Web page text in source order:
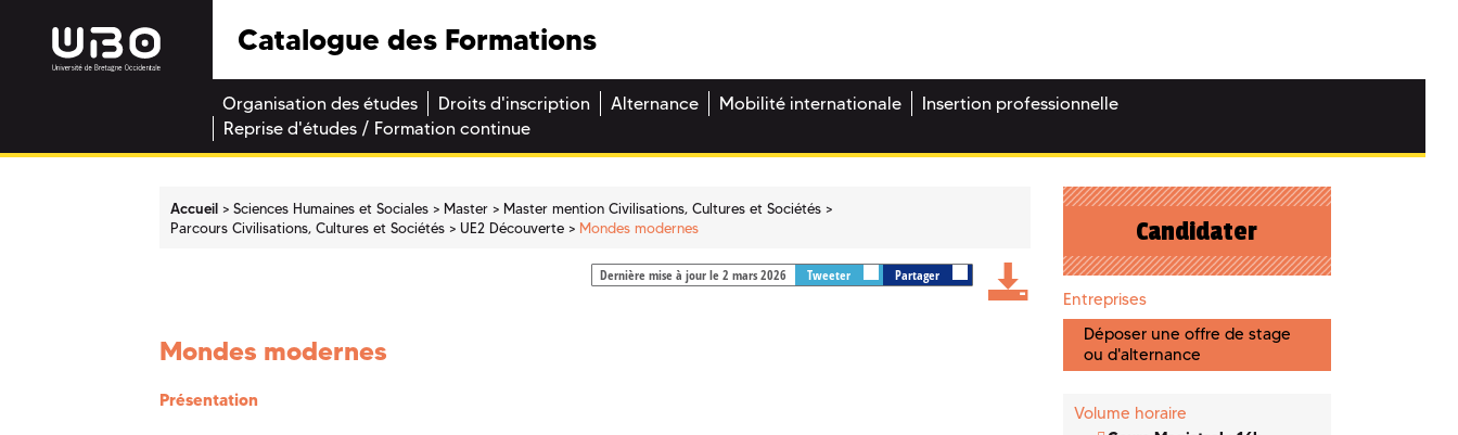
Catalogue des Formations
Organisation des études Droits d'inscription Alternance Mobilité internationale
Insertion professionnelle
Reprise d'études / Formation continue
Accueil Sciences Humaines et Sociales Master
Master mention Civilisations, Cultures et Sociétés
Parcours Civilisations, Cultures et Sociétés
UE2 Découverte Mondes modernes
Dernière mise à jour le 2 mars 2026 Tweeter Partager
Mondes modernes
Présentation
Candidater
Entreprises
Déposer une offre de stage
ou d'alternance
Volume horaire